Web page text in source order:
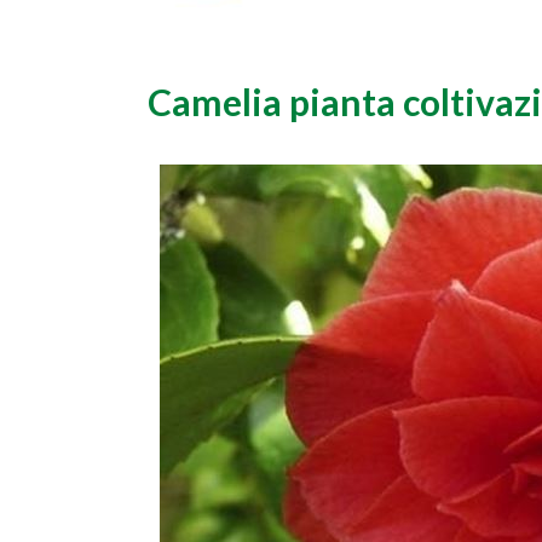
Camelia pianta